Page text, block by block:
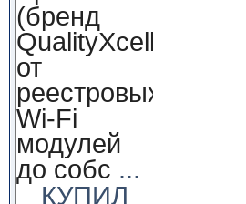
(бренд
QualityXcellence):
от
реестровых
Wi-Fi
модулей
до собс ...
КУПИЛ